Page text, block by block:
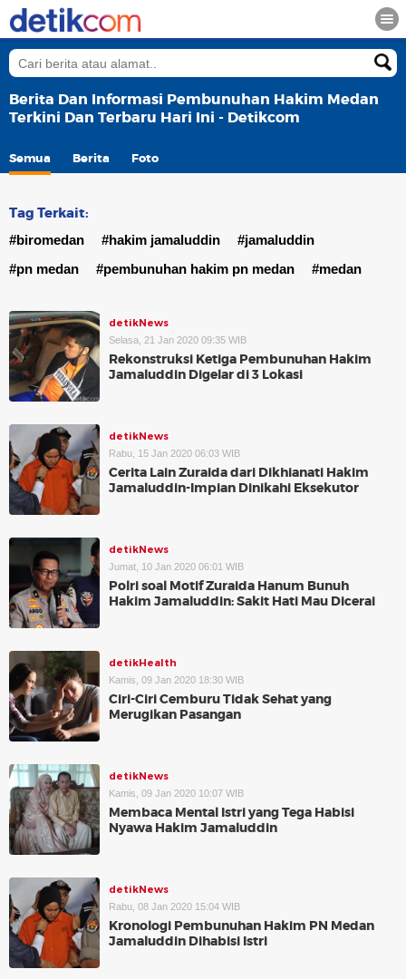
Berita Dan Informasi Pembunuhan Hakim Medan
Terkini Dan Terbaru Hari Ini - Detikcom
Semua Berita Foto
Tag Terkait:
#biromedan #hakim jamaluddin
#jamaluddin
#pn medan
#pembunuhan hakim pn medan #medan
detikNews
Selasa, 21 Jan 2020 09:35 WIB
Rekonstruksi Ketiga Pembunuhan Hakim
Jamaluddin Digelar di 3 Lokasi
detikNews
Rabu, 15 Jan 2020 06:03 WIB
Cerita Lain Zuraida dari Dikhianati Hakim
Jamaluddin-Impian Dinikahi Eksekutor
detikNews
Jumat, 10 Jan 2020 06:01 WIB
Polri soal Motif Zuraida Hanum Bunuh
Hakim Jamaluddin: Sakit Hati Mau Dicerai
detikHealth
Kamis, 09 Jan 2020 18:30 WIB
Ciri-Ciri Cemburu Tidak Sehat yang
Merugikan Pasangan
detikNews
Kamis, 09 Jan 2020 10:07 WIB
Membaca Mental Istri yang Tega Habisi
Nyawa Hakim Jamaluddin
detikNews
Rabu, 08 Jan 2020 15:04 WIB
Kronologi Pembunuhan Hakim PN Medan
Jamaluddin Dihabisi Istri